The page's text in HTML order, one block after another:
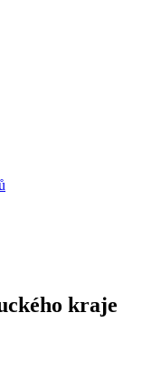
kraje